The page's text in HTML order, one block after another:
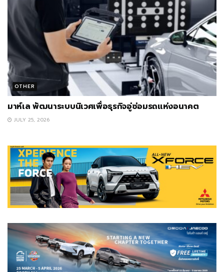
OTHER
มาห์เล พัฒนาระบบนิเวศเพื่อธุรกิจอู่ซ่อมรถแห่งอนาคต
JULY 25, 2026